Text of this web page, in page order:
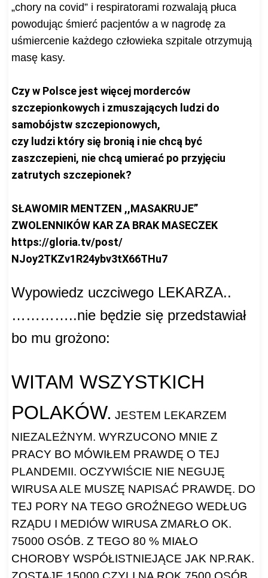
„chory na covid” i respiratorami rozwalają płuca
powodując śmierć pacjentów a w nagrodę za
uśmiercenie każdego człowieka szpitale otrzymują
masę kasy.
Czy w Polsce jest więcej morderców
szczepionkowych i zmuszających ludzi do
samobójstw szczepionowych,
czy ludzi który się bronią i nie chcą być
zaszczepieni, nie chcą umierać po przyjęciu
zatrutych szczepionek?
SŁAWOMIR MENTZEN ,,MASAKRUJE”
ZWOLENNIKÓW KAR ZA BRAK MASECZEK
https://gloria.tv/post/
NJoy2TKZv1R24ybv3tX66THu7
Wypowiedz uczciwego LEKARZA..
…………..nie będzie się przedstawiał
bo mu grożono:
WITAM WSZYSTKICH
POLAKÓW. JESTEM LEKARZEM
NIEZALEŻNYM. WYRZUCONO MNIE Z
PRACY BO MÓWIŁEM PRAWDĘ O TEJ
PLANDEMII. OCZYWIŚCIE NIE NEGUJĘ
WIRUSA ALE MUSZĘ NAPISAĆ PRAWDĘ. DO
TEJ PORY NA TEGO GROŹNEGO WEDŁUG
RZĄDU I MEDIÓW WIRUSA ZMARŁO OK.
75000 OSÓB. Z TEGO 80 % MIAŁO
CHOROBY WSPÓŁISTNIEJĄCE JAK NP.RAK.